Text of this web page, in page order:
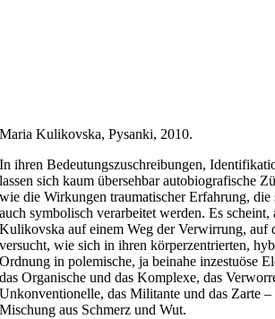
Maria Kulikovska, Pysanki, 2010.
In ihren Bedeutungszuschreibungen,
lassen sich kaum übersehbar autobiografische
wie die Wirkungen traumatischer Erfahrung,
auch symbolisch verarbeitet werden. Es scheint,
Kulikovska auf einem Weg der Verwirrung, auf
versucht, wie sich in ihren körperzentrierten,
Ordnung in polemische, ja beinahe inzestuöse
das Organische und das Komplexe, das
Unkonventionelle, das Militante und das Zarte –
Mischung aus Schmerz und Wut.